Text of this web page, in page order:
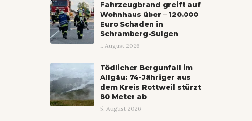
Fahrzeugbrand greift auf
Wohnhaus über – 120.000
Euro Schaden in
Schramberg-Sulgen
1. August 2026
Tödlicher Bergunfall im
Allgäu: 74-Jähriger aus
dem Kreis Rottweil stürzt
80 Meter ab
5. August 2026